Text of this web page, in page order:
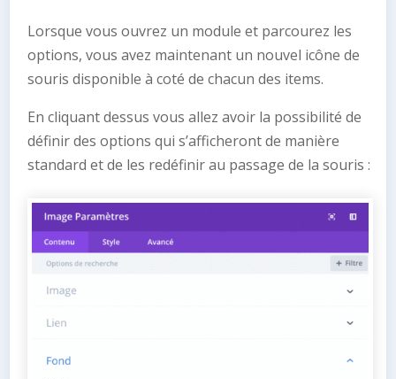
Lorsque vous ouvrez un module et parcourez les
options, vous avez maintenant un nouvel icône de
souris disponible à coté de chacun des items.
En cliquant dessus vous allez avoir la possibilité de
définir des options qui s’afficheront de manière
standard et de les redéfinir au passage de la souris :